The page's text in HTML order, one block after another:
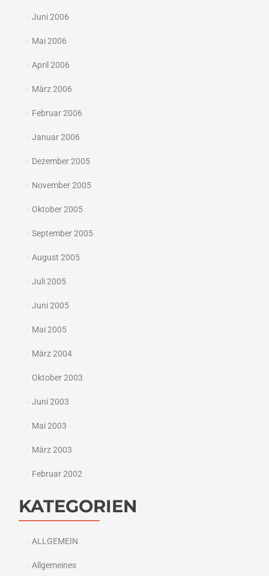
Juni 2006
Mai 2006
April 2006
März 2006
Februar 2006
Januar 2006
Dezember 2005
November 2005
Oktober 2005
September 2005
August 2005
Juli 2005
Juni 2005
Mai 2005
März 2004
Oktober 2003
Juni 2003
Mai 2003
März 2003
Februar 2002
KATEGORIEN
ALLGEMEIN
Allgemeines